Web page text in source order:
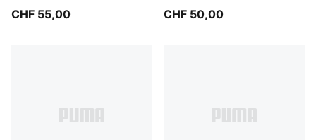
CHF 55,00 CHF 50,00